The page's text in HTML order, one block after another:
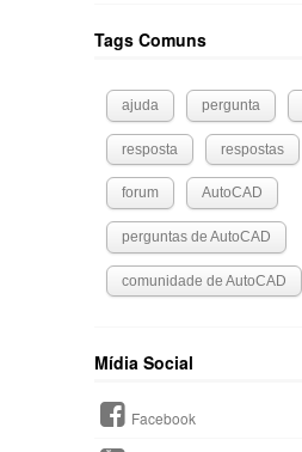
Tags Comuns
ajuda pergunta
resposta respostas
forum AutoCAD
perguntas de AutoCAD
comunidade de AutoCAD
Mídia Social
Facebook